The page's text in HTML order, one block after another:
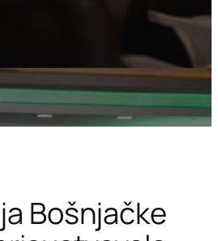
Bošnjačke